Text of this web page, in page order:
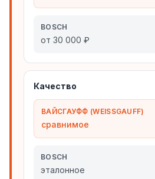
BOSCH
от 30 000 ₽
Качество
ВАЙСГАУФФ (WEISSGAUFF)
сравнимое
BOSCH
эталонное